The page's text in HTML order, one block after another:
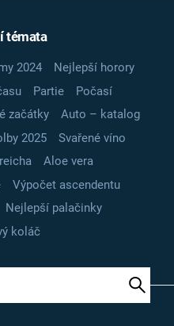
témata
2024
Nejlepší horory
Partie
Počasí
začátky
Auto – katalog
2025
Svařené víno
Aloe vera
Výpočet ascendentu
Nejlepší palačinky
koláč